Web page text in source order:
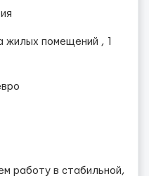
жилых помещений , 1
работу в стабильной,